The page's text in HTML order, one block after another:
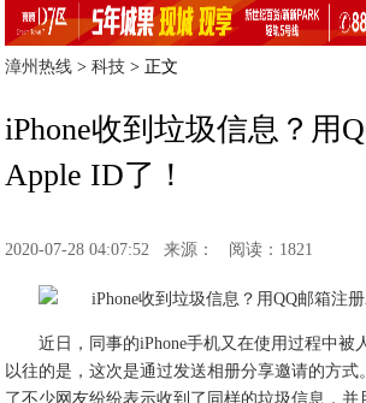
漳州热线 >科技 > 正文
iPhone收到垃圾信息？用
Apple ID了！
2020-07-28 04:07:52 来源： 阅读：1821
近日，同事的iPhone手机又在使用过程中被
以往的是，这次是通过发送相册分享邀请的方式
了不少网友纷纷表示收到了同样的垃圾信息，并